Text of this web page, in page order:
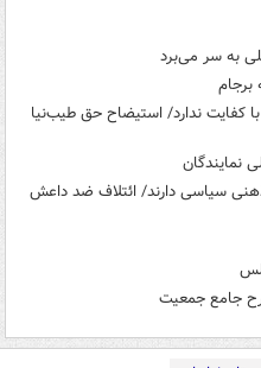
به سر می‌برد
برجام
کفایت ندارد/ استیضاح حق طیب‌نیا
سیاسی دارند/ ائتلاف ضد داعش
جامع جمعیت